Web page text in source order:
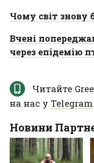
Чому світ знову
Вчені
через епідемію
Читайте
на нас у Telegram.